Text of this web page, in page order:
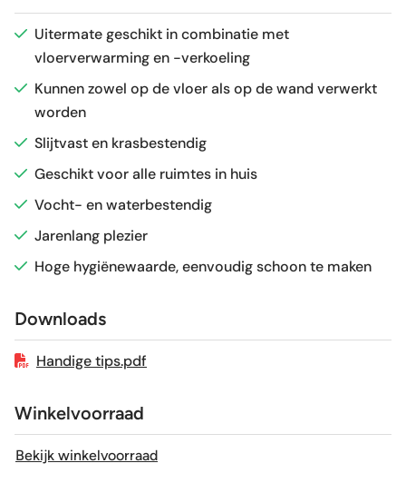
Antislipwaarde R9
Glans / Mat
Gerectificeerd
Vorstbestendig
Sortering
Craquelé Nee
Geschikt voor vloerverwarming
Uitermate geschikt in combinatie met
vloerverwarming en -verkoeling
Kunnen zowel op de vloer als op de wand verwerkt
worden
Slijtvast en krasbestendig
Geschikt voor alle ruimtes in huis
Vocht- en waterbestendig
Jarenlang plezier
Hoge hygiënewaarde, eenvoudig schoon te maken
Downloads
Handige tips.pdf
Winkelvoorraad
Bekijk winkelvoorraad